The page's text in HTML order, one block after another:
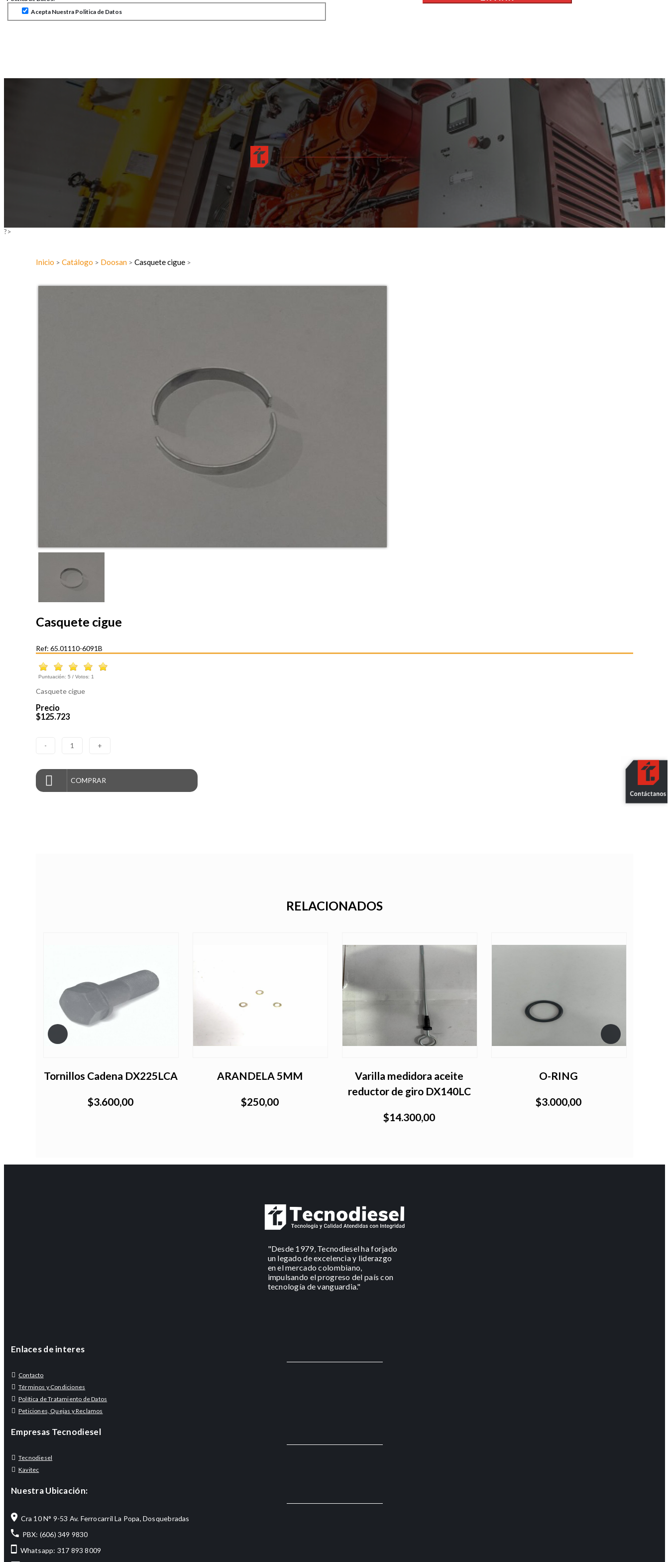
Acepta Nuestra Politica de Datos
?>
Inicio > Catálogo > Doosan > Casquete cigue >
Casquete cigue
Ref: 65.01110-6091B
Puntuación: 5 / Votos: 1
Casquete cigue
Precio
$125.723
- 1 +
COMPRAR
RELACIONADOS
Tornillos Cadena DX225LCA
$3.600,00
ARANDELA 5MM
$250,00
Varilla medidora aceite
reductor de giro DX140LC
$14.300,00
O-RING
$3.000,00
"Desde 1979, Tecnodiesel ha forjado
un legado de excelencia y liderazgo
en el mercado colombiano,
impulsando el progreso del país con
tecnología de vanguardia."
Enlaces de interes
Contacto
Términos y Condiciones
Política de Tratamiento de Datos
Peticiones, Quejas y Reclamos
Empresas Tecnodiesel
Tecnodiesel
Kavitec
Nuestra Ubicación:
Cra 10 N° 9-53 Av. Ferrocarril La Popa, Dosquebradas
PBX: (606) 349 9830
Whatsapp: 317 893 8009